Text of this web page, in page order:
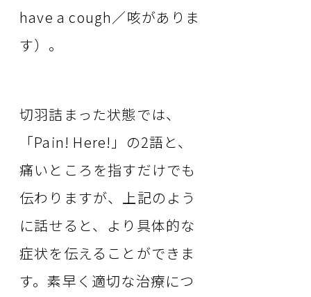
have a cough／咳がありま
す）。
切羽詰まった状態では、
「Pain! Here!」の2語と、
痛いところを指すだけでも
伝わりますが、上記のよう
に話せると、より具体的な
症状を伝えることができま
す。素早く適切な治療につ